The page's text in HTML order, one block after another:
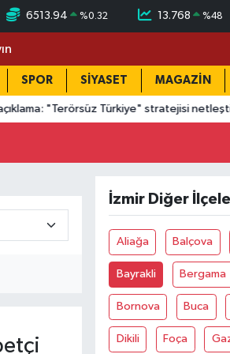
6513.94 %0.32 13.768 %48
SPOR SİYASET MAGAZİN
Türkiye" stratejisi netleşti
İzmir Diğer
Aliağa Balçova
Bayrakli Bergama
Bornova Buca
Dikili Foça